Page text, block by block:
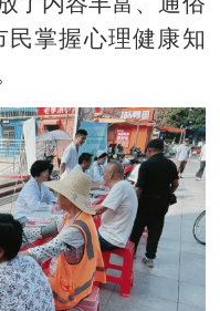
掌握心理健康知